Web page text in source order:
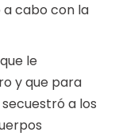
a cabo con la
le
y que para
a los